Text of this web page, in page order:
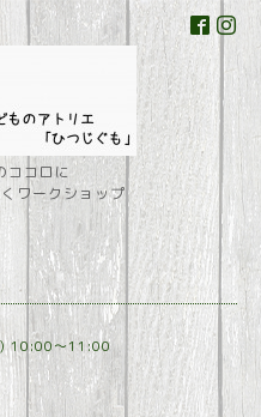
ココロに
ワークショップ
10:00～11:00